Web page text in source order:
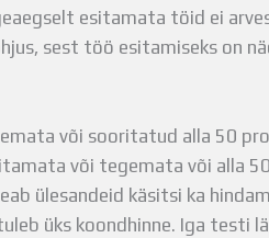
esitamata töid ei
sest töö esitamiseks on
või sooritatud alla 50
või tegemata või alla
ülesandeid käsitsi ka
üks koondhinne. Iga testi